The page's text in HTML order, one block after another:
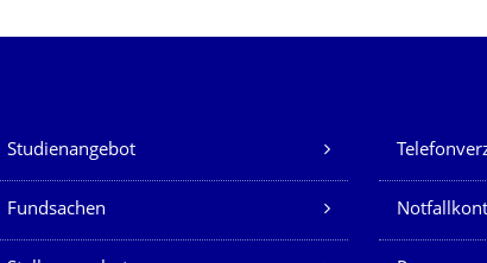
Unsere Dienste
Studienangebot
Fundsachen